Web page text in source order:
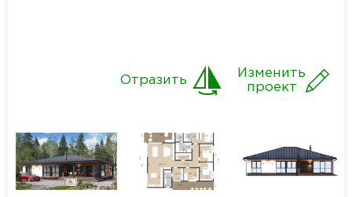
Изменить
проект
Отразить